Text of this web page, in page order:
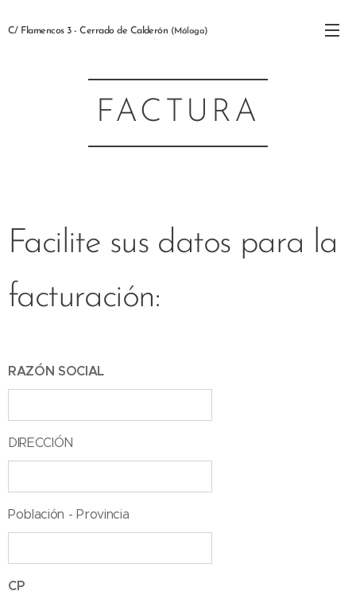
C/ Flamencos 3 - Cerrado de Calderón (Málaga)
FACTURA
Facilite sus datos para la
facturación:
RAZÓN SOCIAL
DIRECCIÓN
Población - Provincia
CP